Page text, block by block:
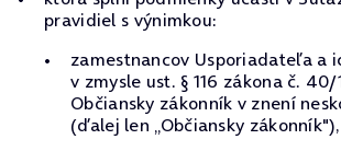
pravidiel s výnimkou:
zamestnancov Usporiadateľa a
v zmysle ust. § 116 zákona č.
Občiansky zákonník v znení
(ďalej len „Občiansky zákonník"),